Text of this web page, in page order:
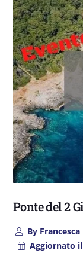
Ponte del 2
ByFrancesca
Aggiornato il